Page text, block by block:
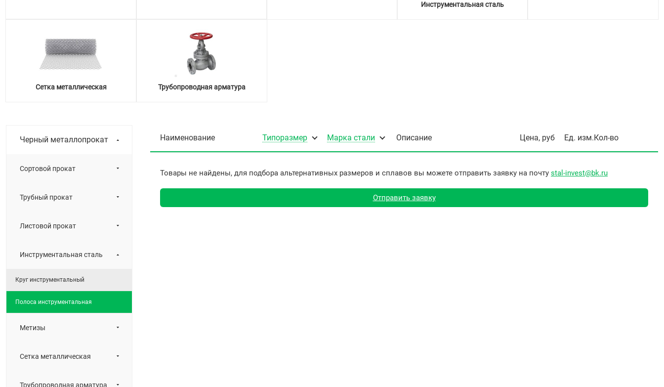
Инструментальная сталь
Сетка металлическая Трубопроводная арматура
Черный металлопрокат
Сортовой прокат
Трубный прокат
Листовой прокат
Инструментальная сталь
Круг инструментальный
Полоса инструментальная
Метизы
Сетка металлическая
Трубопроводная арматура
Наименование Типоразмер Марка стали Описание Цена, руб Ед. изм. Кол-во
Товары не найдены, для подбора альтернативных размеров и сплавов вы можете отправить заявку на почту stal-invest@bk.ru
Отправить заявку